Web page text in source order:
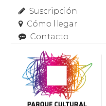
Suscripción
Cómo llegar
Contacto